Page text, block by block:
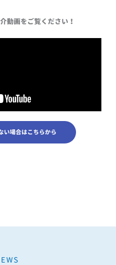
動画をご覧ください！
い場合はこちらから